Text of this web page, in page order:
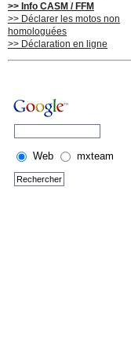
>> Info CASM / FFM
>> Déclarer les motos non
homologuées
>> Déclaration en ligne
Web mxteam